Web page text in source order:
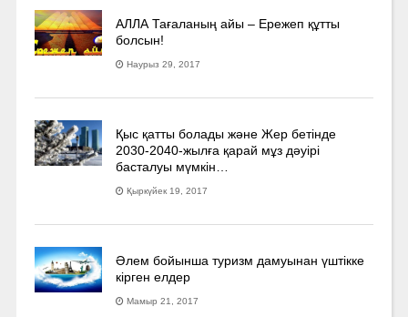
АЛЛА Тағаланың айы – Ережеп құтты
болсын!
Наурыз 29, 2017
Қыс қатты болады және Жер бетінде
2030-2040­-жылға қарай мұз дәуірі
басталуы мүмкін…
Қыркүйек 19, 2017
Әлем бойынша туризм дамуынан үштікке
кірген елдер
Мамыр 21, 2017